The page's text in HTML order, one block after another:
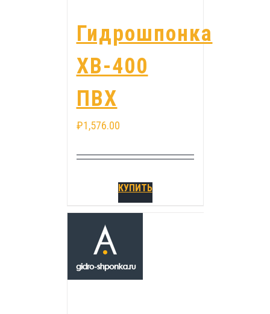
Гидрошпонка
ХВ-400
ПВХ
₽1,576.00
КУПИТЬ